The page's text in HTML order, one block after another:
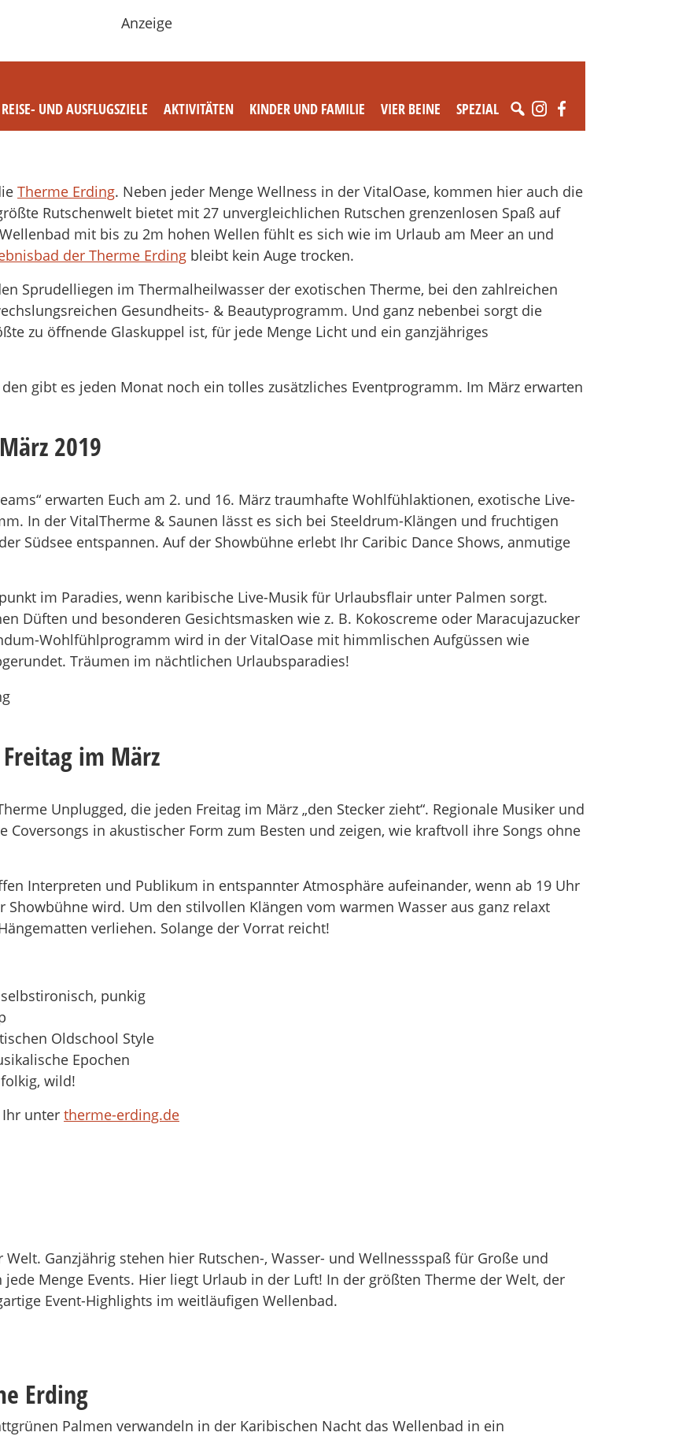
Anzeige
REISE- UND AUSFLUGSZIELE AKTIVITÄTEN KINDER UND FAMILIE VIER BEINE SPEZIAL
Therme Erding. Neben jeder Menge Wellness in der VitalOase, kommen hier auch die
Rutschenwelt bietet mit 27 unvergleichlichen Rutschen grenzenlosen Spaß auf
mit bis zu 2m hohen Wellen fühlt es sich wie im Urlaub am Meer an und
der Therme Erding bleibt kein Auge trocken.
Sprudelliegen im Thermalheilwasser der exotischen Therme, bei den zahlreichen
Gesundheits- & Beautyprogramm. Und ganz nebenbei sorgt die
zu öffnende Glaskuppel ist, für jede Menge Licht und ein ganzjähriges
gibt es jeden Monat noch ein tolles zusätzliches Eventprogramm. Im März erwarten
2019
erwarten Euch am 2. und 16. März traumhafte Wohlfühlaktionen, exotische Live-
In der VitalTherme & Saunen lässt es sich bei Steeldrum-Klängen und fruchtigen
Südsee entspannen. Auf der Showbühne erlebt Ihr Caribic Dance Shows, anmutige
im Paradies, wenn karibische Live-Musik für Urlaubsflair unter Palmen sorgt.
Düften und besonderen Gesichtsmasken wie z. B. Kokoscreme oder Maracujazucker
Wohlfühlprogramm wird in der VitalOase mit himmlischen Aufgüssen wie
Träumen im nächtlichen Urlaubsparadies!
im März
Unplugged, die jeden Freitag im März „den Stecker zieht“. Regionale Musiker und
Coversongs in akustischer Form zum Besten und zeigen, wie kraftvoll ihre Songs ohne
Interpreten und Publikum in entspannter Atmosphäre aufeinander, wenn ab 19 Uhr
wird. Um den stilvollen Klängen vom warmen Wasser aus ganz relaxt
verliehen. Solange der Vorrat reicht!
punkig
Oldschool Style
Epochen
wild!
unter therme-erding.de
Ganzjährig stehen hier Rutschen-, Wasser- und Wellnessspaß für Große und
Menge Events. Hier liegt Urlaub in der Luft! In der größten Therme der Welt, der
Event-Highlights im weitläufigen Wellenbad.
Erding
Palmen verwandeln in der Karibischen Nacht das Wellenbad in ein